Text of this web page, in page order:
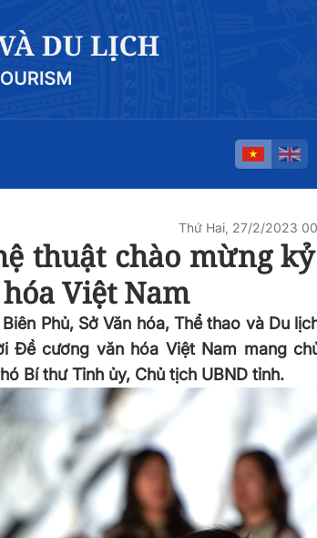
Thứ Hai, 27/2/2023
thuật chào mừng
Việt Nam
Phủ, Sở Văn hóa, Thể thao và Du
Đề cương văn hóa Việt Nam mang
Bí thư Tỉnh ủy, Chủ tịch UBND tỉnh.